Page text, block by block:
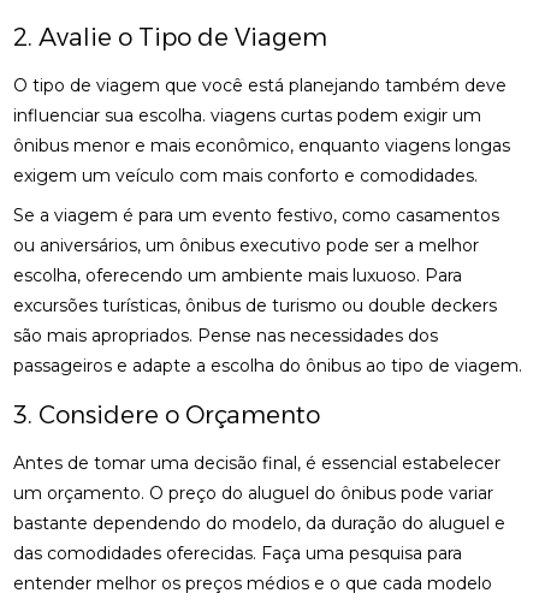
2. Avalie o Tipo de Viagem
O tipo de viagem que você está planejando também deve
influenciar sua escolha. viagens curtas podem exigir um
ônibus menor e mais econômico, enquanto viagens longas
exigem um veículo com mais conforto e comodidades.
Se a viagem é para um evento festivo, como casamentos
ou aniversários, um ônibus executivo pode ser a melhor
escolha, oferecendo um ambiente mais luxuoso. Para
excursões turísticas, ônibus de turismo ou double deckers
são mais apropriados. Pense nas necessidades dos
passageiros e adapte a escolha do ônibus ao tipo de viagem.
3. Considere o Orçamento
Antes de tomar uma decisão final, é essencial estabelecer
um orçamento. O preço do aluguel do ônibus pode variar
bastante dependendo do modelo, da duração do aluguel e
das comodidades oferecidas. Faça uma pesquisa para
entender melhor os preços médios e o que cada modelo